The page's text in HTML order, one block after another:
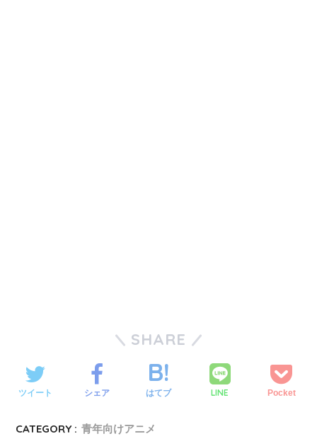
SHARE
ツイート シェア はてブ LINE Pocket
CATEGORY : 青年向けアニメ